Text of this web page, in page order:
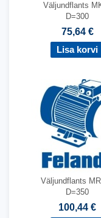
Väljundflants
D=300
75,64 €
Väljundflants
D=350
100,44 €